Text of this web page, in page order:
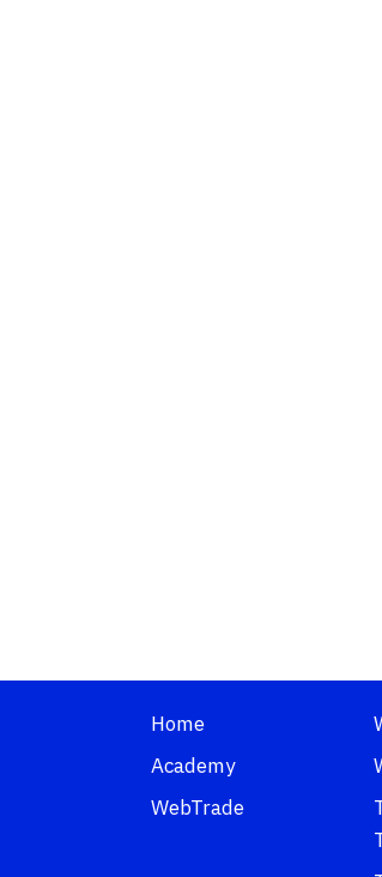
Home
Academy
WebTrade